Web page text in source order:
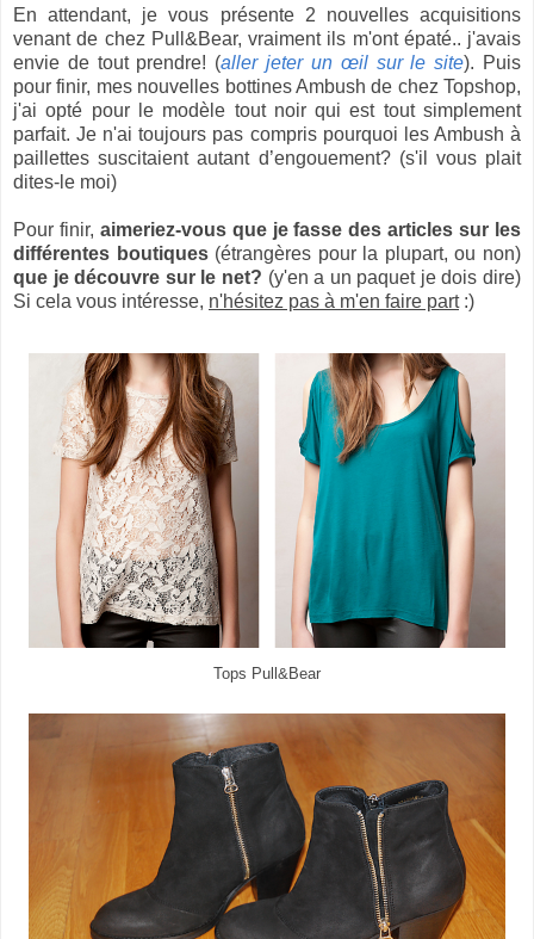
En attendant, je vous présente 2 nouvelles acquisitions
venant de chez Pull&Bear, vraiment ils m'ont épaté.. j'avais
envie de tout prendre! (aller jeter un œil sur le site). Puis
pour finir, mes nouvelles bottines Ambush de chez Topshop,
j'ai opté pour le modèle tout noir qui est tout simplement
parfait. Je n'ai toujours pas compris pourquoi les Ambush à
paillettes suscitaient autant d’engouement? (s'il vous plait
dites-le moi)
Pour finir, aimeriez-vous que je fasse des articles sur les
différentes boutiques(étrangères pour la plupart, ou non)
que je découvre sur le net? (y'en a un paquet je dois dire)
Si cela vous intéresse, n'hésitez pas à m'en faire part:)
Tops Pull&Bear